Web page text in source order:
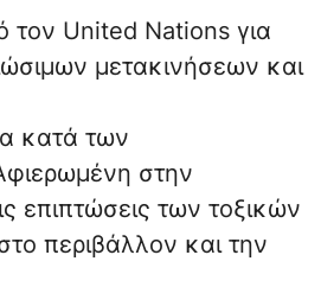
τον United Nations για
μετακινήσεων και
κατά των
στην
επιπτώσεις των τοξικών
περιβάλλον και την